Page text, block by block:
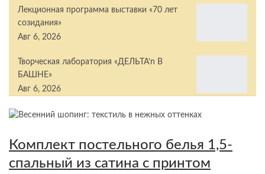
Лекционная программа выставки «70 лет
созидания»
Авг 6, 2026
Творческая лаборатория «ДЕЛЬТА’n В
БАШНЕ»
Авг 6, 2026
Комплект постельного белья 1,5-
спальный из сатина с принтом